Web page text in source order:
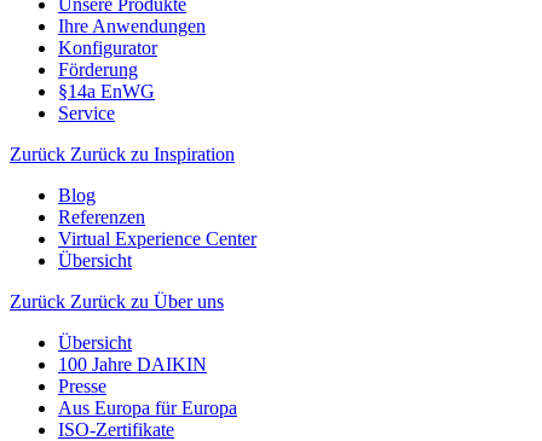
Unsere Produkte
Ihre Anwendungen
Konfigurator
Förderung
§14a EnWG
Service
Zurück Zurück zu Inspiration
Blog
Referenzen
Virtual Experience Center
Übersicht
Zurück Zurück zu Über uns
Übersicht
100 Jahre DAIKIN
Presse
Aus Europa für Europa
ISO-Zertifikate